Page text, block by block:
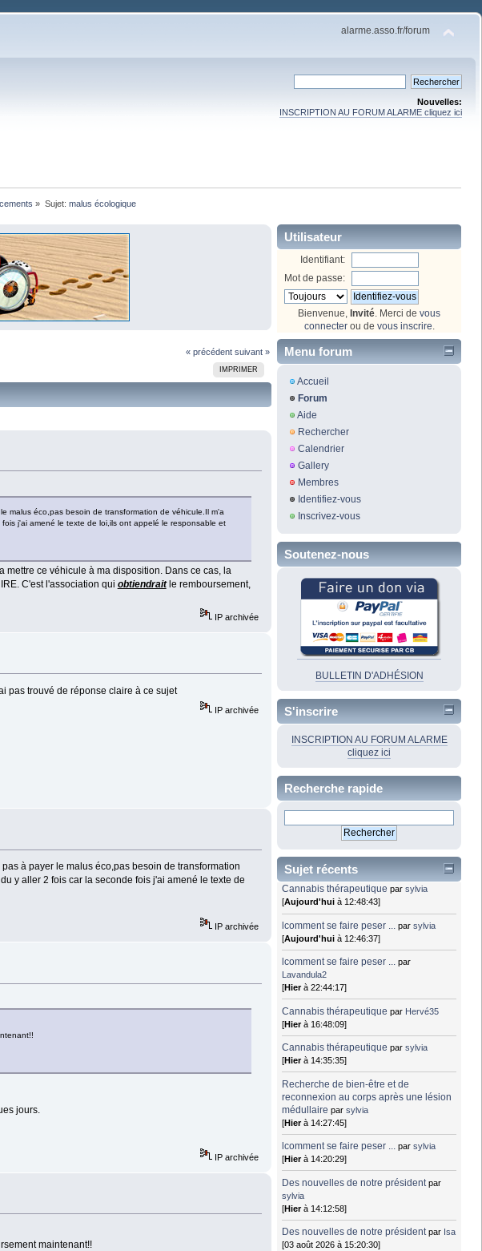
alarme.asso.fr/forum
Nouvelles:
INSCRIPTION AU FORUM ALARME cliquez ici
» Sujet: malus écologique
« précédent suivant »
IMPRIMER
malus éco,pas besoin de transformation de véhicule.Il m'a
j'ai amené le texte de loi,ils ont appelé le responsable et
ce véhicule à ma disposition. Dans ce cas, la
C'est l'association qui obtiendraitle remboursement,
IP archivée
pas trouvé de réponse claire à ce sujet
IP archivée
à payer le malus éco,pas besoin de transformation
y aller 2 fois car la seconde fois j'ai amené le texte de
IP archivée
jours.
IP archivée
maintenant!!
Utilisateur
Identifiant:
Mot de passe:
Bienvenue, Invité . Merci de vous
connecterou de vous inscrire
Menu forum
Accueil
Forum
Aide
Rechercher
Calendrier
Gallery
Membres
Identifiez-vous
Inscrivez-vous
Soutenez-nous
BULLETIN D'ADHÉSION
S'inscrire
INSCRIPTION AU FORUM ALARME
cliquez ici
Recherche rapide
Sujet récents
Cannabis thérapeutique parsylvia
[Aujourd'hui à 12:48:43]
lcomment se faire peser ... parsylvia
[Aujourd'hui à 12:46:37]
lcomment se faire peser ... par
Lavandula2
[Hierà 22:44:17]
Cannabis thérapeutique par Hervé35
[Hierà 16:48:09]
Cannabis thérapeutique parsylvia
[Hierà 14:35:35]
Recherche de bien-être et de
reconnexion au corps après une lésion
médullaire parsylvia
[Hierà 14:27:45]
lcomment se faire peser ... parsylvia
[Hierà 14:20:29]
Des nouvelles de notre président par
sylvia
[Hierà 14:12:58]
Des nouvelles de notre président par Isa
[03 août 2026 à 15:20:30]